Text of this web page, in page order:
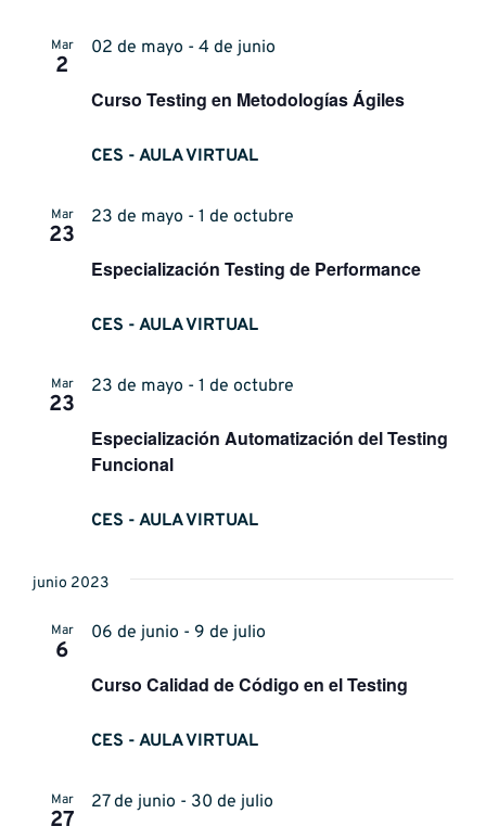
Mar
2
Curso Testing en Metodologías Ágiles
02 de mayo - 4 de junio
CES - AULA VIRTUAL
Mar
23
Especialización Testing de Performance
23 de mayo - 1 de octubre
CES - AULA VIRTUAL
Mar
23
Especialización Automatización del Testing
Funcional
23 de mayo - 1 de octubre
CES - AULA VIRTUAL
junio 2023
Mar
6
Curso Calidad de Código en el Testing
06 de junio - 9 de julio
CES - AULA VIRTUAL
Mar
27
27 de junio - 30 de julio